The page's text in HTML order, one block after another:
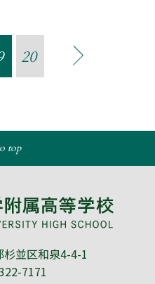
20
top
杉並区和泉4-4-1
7171